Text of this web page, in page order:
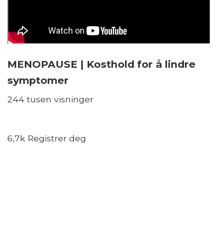
MENOPAUSE | Kosthold for å lindre
symptomer
244 tusen visninger
6,7k Registrer deg